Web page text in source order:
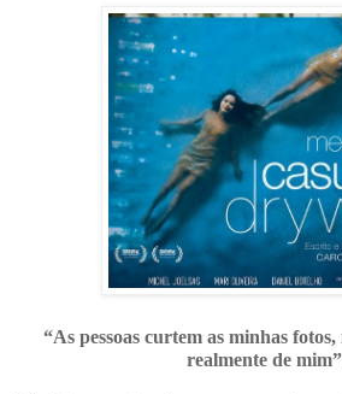
“As pessoas curtem as minhas
realmente de